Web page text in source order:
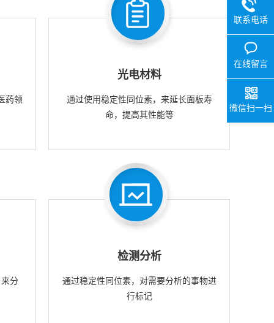
药领
光电材料
通过使用稳定性同位素，来延长面板寿
命，提高其性能等
分
检测分析
通过稳定性同位素，对需要分析的事物进
行标记
联系电话
在线留言
微信扫一扫